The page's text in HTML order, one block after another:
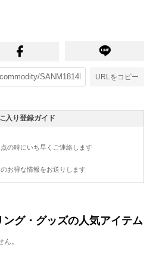
URLをコピー
入り登録ガイド
の時にいち早くご連絡します
お得な情報をお送りします
グ・グッズの人気アイテム
。